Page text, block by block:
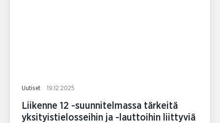
Uutiset 19.12.2025
Liikenne 12 -suunnitelmassa tärkeitä
yksityistielosseihin ja -lauttoihin liittyviä